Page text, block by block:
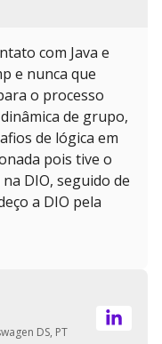
com Java e
e nunca que
o processo
de grupo,
de lógica em
pois tive o
DIO, seguido de
a DIO pela
DS, PT